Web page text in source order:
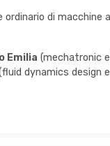
di macchine
Emilia (mechatronic
dynamics design